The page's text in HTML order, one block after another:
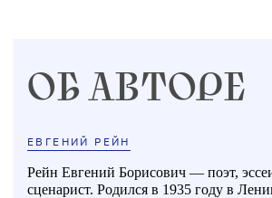
ОБ АВТОРЕ
ЕВГЕНИЙ РЕЙН
Рейн Евгений Борисович — поэт,
сценарист. Родился в 1935 году в